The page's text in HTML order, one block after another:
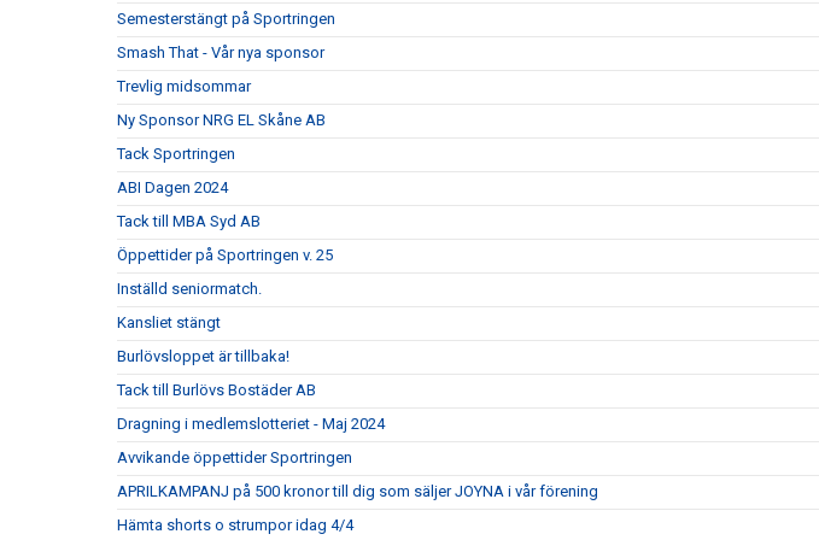
Semesterstängt på Sportringen
Smash That - Vår nya sponsor
Trevlig midsommar
Ny Sponsor NRG EL Skåne AB
Tack Sportringen
ABI Dagen 2024
Tack till MBA Syd AB
Öppettider på Sportringen v. 25
Inställd seniormatch.
Kansliet stängt
Burlövsloppet är tillbaka!
Tack till Burlövs Bostäder AB
Dragning i medlemslotteriet - Maj 2024
Avvikande öppettider Sportringen
APRILKAMPANJ på 500 kronor till dig som säljer JOYNA i vår förening
Hämta shorts o strumpor idag 4/4